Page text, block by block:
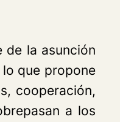
de la asunción
que propone
cooperación,
a los